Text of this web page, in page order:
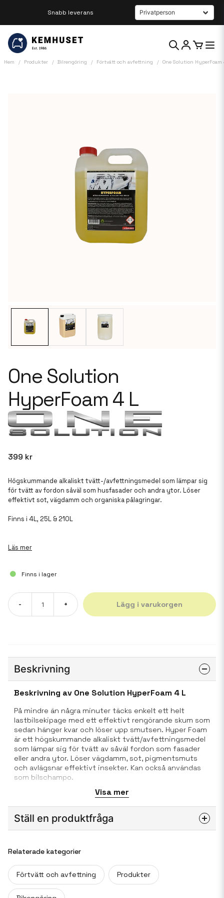
Beställ innan kl 12 så skickar vi samma dag
Hem Produkter Bilrengöring Förtvätt och avfettning One Solution HyperFoam
One Solution
HyperFoam 4 L
399 kr
Högskummande alkaliskt tvätt-/avfettningsmedel som lämpar sig
för tvätt av fordon såväl som husfasader och andra ytor. Löser
effektivt sot, vägdamm och organiska pålagringar.
Finns i 4L, 25L & 210L
Läs mer
Finns i lager
- + Lägg i varukorgen
Beskrivning
Beskrivning av One Solution HyperFoam 4 L
På mindre än några minuter täcks enkelt ett helt
lastbilsekipage med ett effektivt rengörande skum som
sedan hänger kvar och löser upp smutsen. Hyper Foam
är ett högskummande alkaliskt tvätt/avfettningsmedel
som lämpar sig för tvätt av såväl fordon som fasader
eller andra ytor. Löser vägdamm, sot, pigmentsmuts
och avlägsnar effektivt insekter. Kan också användas
som bilschampo.
Applicera ett tunt lager med hjälp av skumapplikator.
Låt verka ca 2-4 minuter. För bästa effekt spola sedan
ytan nedifrån och upp.
Visa mer
Ställ en produktfråga
Fråga oss något om denna produkten...
name
Relaterade kategorier
Förtvätt och avfettning Produkter